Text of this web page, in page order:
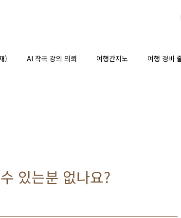
) AI 작곡 강의 의뢰 여행간지노 여행 경비
있는분 없나요?